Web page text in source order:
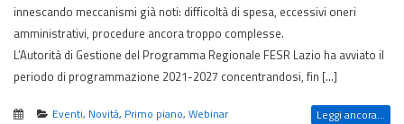
innescando meccanismi già noti: difficoltà di spesa, eccessivi oneri
amministrativi, procedure ancora troppo complesse.
L’Autorità di Gestione del Programma Regionale FESR Lazio ha avviato il
periodo di programmazione 2021-2027 concentrandosi, fin […]
Eventi, Novità, Primo piano,Webinar Leggi ancora...